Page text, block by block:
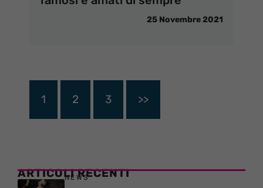
25 Novembre 2021
1 2 3 >>
ARTICOLI RECENTI
NEWS